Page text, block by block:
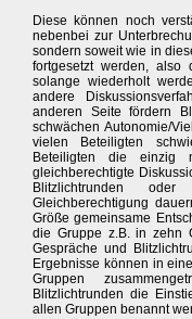
Diese können noch
nebenbei zur
sondern soweit wie in
fortgesetzt werden, also
solange wiederholt
andere
anderen Seite fördern
schwächen Autonomie/
vielen Beteiligten
Beteiligten die einzig
gleichberechtigte
Blitzlichtrunden
Gleichberechtigung
Größe gemeinsame
die Gruppe z.B. in zehn
Gespräche und
Ergebnisse können in
Gruppen
Blitzlichtrunden die
allen Gruppen benannt